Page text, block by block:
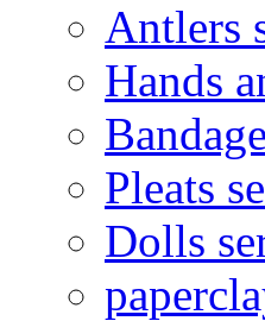
Antlers
Hands
Pleats
Dolls